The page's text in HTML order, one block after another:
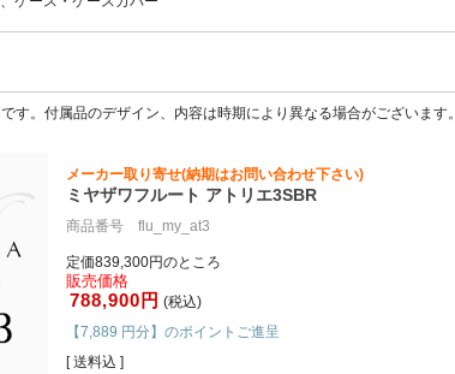
す。付属品のデザイン、内容は時期により異なる場合がございます。
メーカー取り寄せ(納期はお問い合わせ下さい)
ミヤザワフルート アトリエ3SBR
商品番号 flu_my_at3
定価839,300円のところ
販売価格
788,900円 (税込)
【7,889 円分】のポイントご進呈
[ 送料込 ]